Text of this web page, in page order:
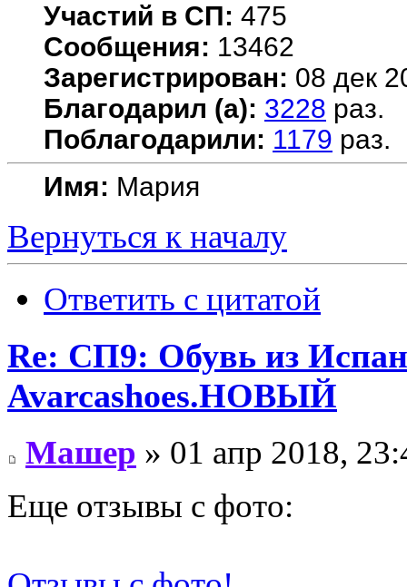
Участий в СП: 475
Сообщения: 13462
Зарегистрирован: 08 дек
Благодарил (а): 3228 раз.
Поблагодарили: 1179 раз.
Имя: Мария
Вернуться к началу
Ответить с цитатой
Re: СП9: Обувь из
Avarcashoes.НОВЫЙ
Машер » 01 апр 2018,
Еще отзывы с фото: